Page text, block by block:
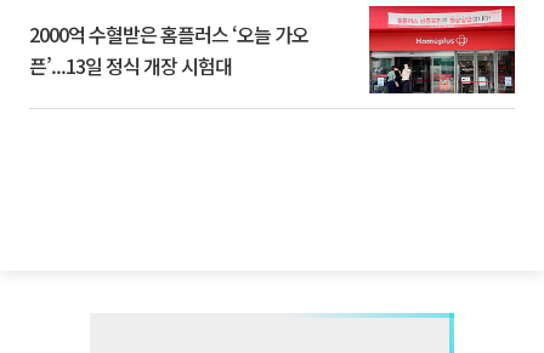
2000억 수혈받은 홈플러스 ‘오늘 가오
픈’...13일 정식 개장 시험대